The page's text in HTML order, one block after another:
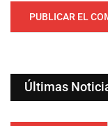
Últimas